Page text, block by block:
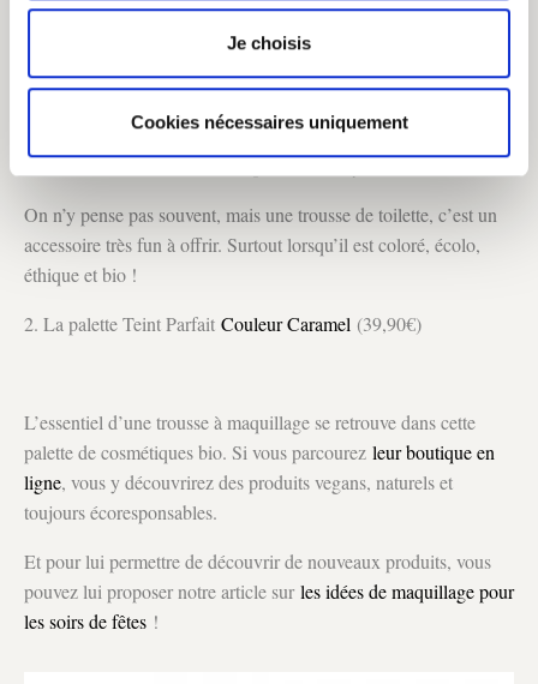
Je choisis
Cookies nécessaires uniquement
– pour une accro aux cosmétiques
1. Trousse de toilette bio et responsableFroy & dind(23,50€)
On n’y pense pas souvent, mais une trousse de toilette, c’est un
accessoire très fun à offrir. Surtout lorsqu’il est coloré, écolo,
éthique et bio !
2. La palette Teint Parfait Couleur Caramel (39,90€)
L’essentiel d’une trousse à maquillage se retrouve dans cette
palette de cosmétiques bio. Si vous parcourez leur boutique en
ligne, vous y découvrirez des produits vegans, naturels et
toujours écoresponsables.
Et pour lui permettre de découvrir de nouveaux produits, vous
pouvez lui proposer notre article surles idées de maquillage pour
les soirs de fêtes !